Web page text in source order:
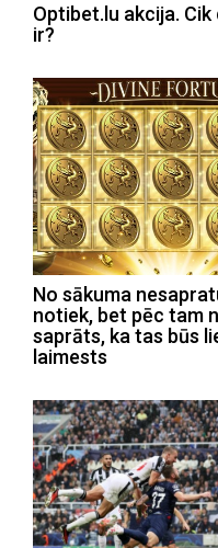
Optibet.lu akcija.
ir?
No sākuma
notiek, bet pēc tam
saprāts, ka tas būs
laimests